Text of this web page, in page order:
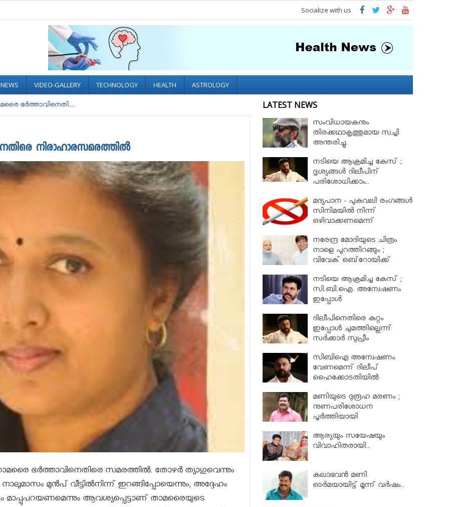
Socialize with us
VIDEO-GALLERY TECHNOLOGY HEALTH ASTROLOGY
ഭര്‍ത്താവിനെതി....
നിരാഹാരസമരത്തില്‍
ഭർത്താവിനെതിരെ സമരത്തിൽ. തോഴർ ത്യാഗുവെന്നും
മുൻപ് വീട്ടിൽനിന്ന് ഇറങ്ങിപ്പോയെന്നും, അദ്ദേഹം
മാപ്പുപറയണമെന്നും ആവശ്യപ്പെട്ടാണ് താമരൈയുടെ
LATEST NEWS
സംവിധായകനും
തിരക്കഥാകൃത്തുമായ സച്ചി
അന്തരിച്ചു.
നടിയെ ആക്രമിച്ച കേസ് ;
ദൃശ്യങ്ങള്‍ ദിലീപിന്
പരിശോധിക്കാം..
സുപ്രീംകോടതി തള്ളി!!
മദ്യപാന - പുകവലി രംഗങ്ങള്‍
സിനിമയില്‍ നിന്ന്
ഒഴിവാക്കണമെന്ന്
നരേന്ദ്ര മോദിയുടെ ചിത്രം
നാളെ പുറത്തിറങ്ങും ;
വിവേക് ഒബ്‌റോയിക്ക്
നടിയെ ആക്രമിച്ച കേസ് ;
സി.ബി.ഐ. അന്വേഷണം
ഇപ്പോള്‍
ഹൈക്കോടതി
ദിലീപിനെതിരെ കുറ്റം
ഇപ്പോൾ ചുമത്തില്ലെന്ന്
സര്‍ക്കാര്‍ സുപ്രീം
നടിയെ ആക്രമിച്ച കേസ്
സിബിഐ അന്വേഷണം
വേണമെന്ന് ദിലീപ്
ഹൈക്കോടതിയിൽ
മണിയുടെ ദുരൂഹ മരണം ;
നുണപരിശോധന
പൂർത്തിയായി
ആര്യയും സയേഷയും
വിവാഹിതരായി..
കലാഭവൻ മണി
ഓര്‍മയായിട്ട് മൂന്ന് വര്‍ഷം..